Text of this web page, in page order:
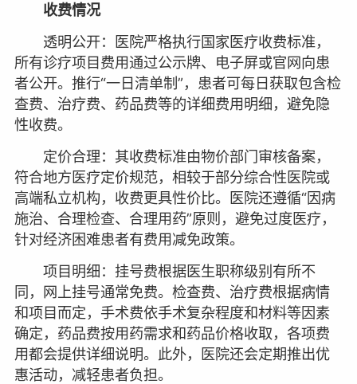
收费情况
透明公开：医院严格执行国家医疗收费标准，
所有诊疗项目费用通过公示牌、电子屏或官网向患
者公开。推行“一日清单制”，患者可每日获取包含检
查费、治疗费、药品费等的详细费用明细，避免隐
性收费。
定价合理：其收费标准由物价部门审核备案，
符合地方医疗定价规范，相较于部分综合性医院或
高端私立机构，收费更具性价比。医院还遵循“因病
施治、合理检查、合理用药”原则，避免过度医疗，
针对经济困难患者有费用减免政策。
项目明细：挂号费根据医生职称级别有所不
同，网上挂号通常免费。检查费、治疗费根据病情
和项目而定，手术费依手术复杂程度和材料等因素
确定，药品费按用药需求和药品价格收取，各项费
用都会提供详细说明。此外，医院还会定期推出优
惠活动，减轻患者负担。